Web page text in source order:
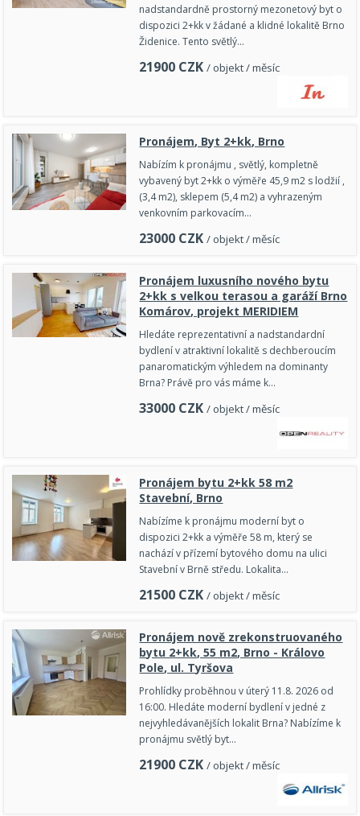
nadstandardně prostorný mezonetový byt o
dispozici 2+kk v žádané a klidné lokalitě Brno
Židenice. Tento světlý…
21900 CZK / objekt / měsíc
Pronájem, Byt 2+kk, Brno
Nabízím k pronájmu , světlý, kompletně
vybavený byt 2+kk o výměře 45,9 m2 s lodžií ,
(3,4 m2), sklepem (5,4 m2) a vyhrazeným
venkovním parkovacím…
23000 CZK / objekt / měsíc
Pronájem luxusního nového bytu
2+kk s velkou terasou a garáží Brno
Komárov, projekt MERIDIEM
Hledáte reprezentativní a nadstandardní
bydlení v atraktivní lokalitě s dechberoucím
panaromatickým výhledem na dominanty
Brna? Právě pro vás máme k…
33000 CZK / objekt / měsíc
Pronájem bytu 2+kk 58 m2
Stavební, Brno
Nabízíme k pronájmu moderní byt o
dispozici 2+kk a výměře 58 m, který se
nachází v přízemí bytového domu na ulici
Stavební v Brně středu. Lokalita…
21500 CZK / objekt / měsíc
Pronájem nově zrekonstruovaného
bytu 2+kk, 55 m2, Brno - Královo
Pole, ul. Tyršova
Prohlídky proběhnou v úterý 11.8. 2026 od
16:00. Hledáte moderní bydlení v jedné z
nejvyhledávanějších lokalit Brna? Nabízíme k
pronájmu světlý byt…
21900 CZK / objekt / měsíc